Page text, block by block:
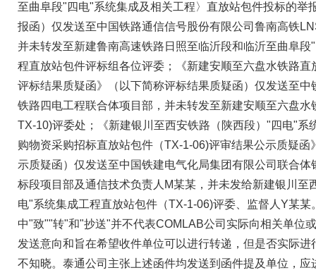
至曲阜段"四电"系统集成及相关工程〉直放站包件投标的举
报函）仅发送至中国铁路通信信号股份有限公司鲁南高铁
并未转发至新建鲁南高速铁路日照至临沂段和临沂至曲阜
程直放站包件评标组各位评委；《新建安顺至六盘水铁路直
评标结果质疑函》（以下简称评标结果质疑函）仅发送至中
铁路四电工程联合体项目部，并未转发至新建安顺至六盘
TX-10)评委处；《新建银川至西安铁路（陕西段）"四电"系
购物资采购招标直放站包件（TX-1-06)评审结果公示质疑函
示质疑函）仅发送至中国铁建电气化局集团有限公司联合
标段项目部及通信技术负责人M某某，并未发给新建银川至
电"系统集成工程直放站包件（TX-1-06)评委、监督人Y某某
中"致""转"和"抄送"并不代表COMLAB公司实际向相关单位
发送意向和旨在希望收件单位可以进行转递，但是否实际
不知晓。泰通公司主张上述函件均发送到函件提及单位，应